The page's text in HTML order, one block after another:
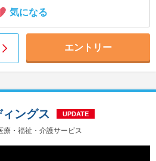
気になる
エントリー
療・福祉・介護サービス
ングス UPDATE